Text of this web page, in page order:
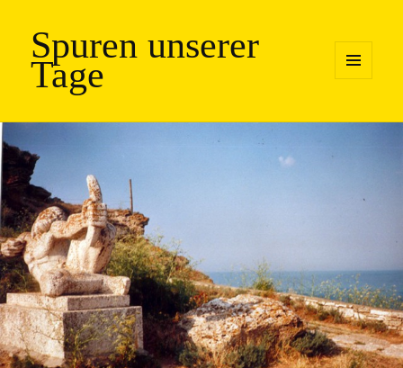
Spuren unserer
Tage